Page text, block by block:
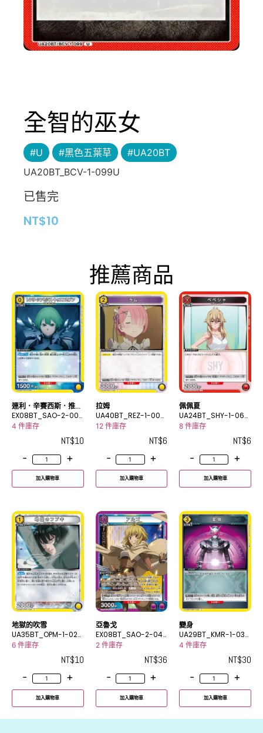
全智的巫女
#U #黑色五葉草
#UA20BT
UA20BT_BCV-1-099U
已售完
NT$10
推薦商品
連利．辛賽西斯．推尼
賽門
EX08BT_SAO-2-008
U
4 件庫存
NT$10
-
+
加入購物車
拉姆
UA40BT_REZ-1-008
C
12 件庫存
NT$6
-
+
加入購物車
佩佩夏
UA24BT_SHY-1-060
C
8 件庫存
NT$6
-
+
加入購物車
地獄的吹雪
UA35BT_OPM-1-020
U
6 件庫存
NT$10
-
+
加入購物車
亞魯戈
EX08BT_SAO-2-044
SR
2 件庫存
NT$36
-
+
加入購物車
變身
UA29BT_KMR-1-032
U
4 件庫存
NT$30
-
+
加入購物車